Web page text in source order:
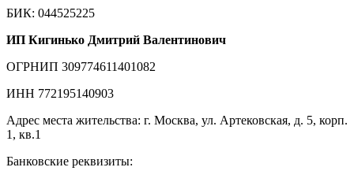
БИК: 044525225
ИП Кигинько Дмитрий Валентинович
ОГРНИП 309774611401082
ИНН 772195140903
Адрес места жительства: г. Москва, ул. Артековская, д. 5, корп.
1, кв.1
Банковские реквизиты: